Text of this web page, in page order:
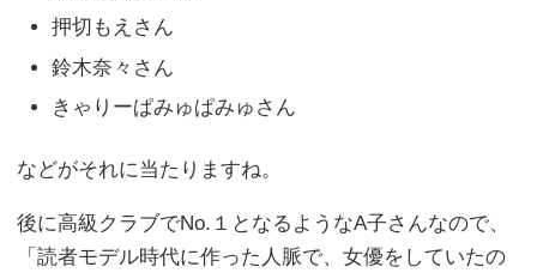
押切もえさん
鈴木奈々さん
きゃりーぱみゅぱみゅさん
などがそれに当たりますね。
後に高級クラブでNo.１となるようなA子さんなので、
「読者モデル時代に作った人脈で、女優をしていたの